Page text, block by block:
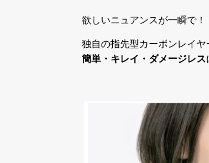
欲しいニュアンスが一瞬で！
独自の指先型カーボンレイ
簡単・キレイ・ダメージレス